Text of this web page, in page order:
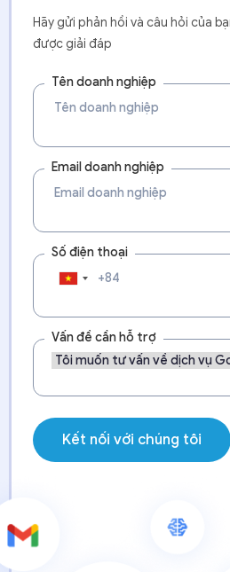
Hãy gửi phản hồi và câu hỏi của
được giải đáp
Tên doanh nghiệp
Email doanh nghiệp
Số điện thoại
Vấn đề cần hỗ trợ